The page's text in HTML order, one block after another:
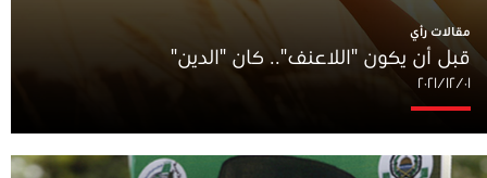
مقالات رأي
قبل أن يكون "اللاعنف".. كان "الدين"
٠١‏/١٢‏/٢٠٢١